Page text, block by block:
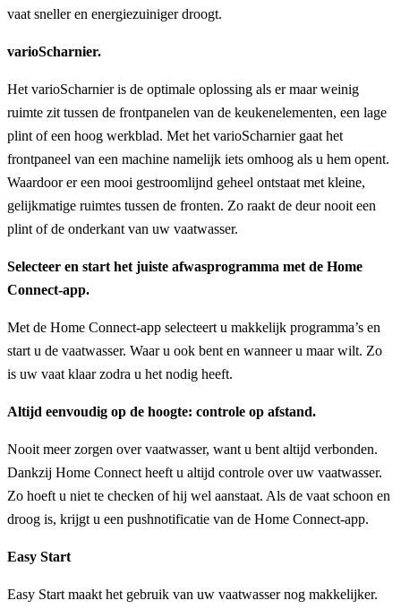
vaat sneller en energiezuiniger droogt.
varioScharnier.
Het varioScharnier is de optimale oplossing als er maar weinig
ruimte zit tussen de frontpanelen van de keukenelementen, een lage
plint of een hoog werkblad. Met het varioScharnier gaat het
frontpaneel van een machine namelijk iets omhoog als u hem opent.
Waardoor er een mooi gestroomlijnd geheel ontstaat met kleine,
gelijkmatige ruimtes tussen de fronten. Zo raakt de deur nooit een
plint of de onderkant van uw vaatwasser.
Selecteer en start het juiste afwasprogramma met de Home
Connect-app.
Met de Home Connect-app selecteert u makkelijk programma’s en
start u de vaatwasser. Waar u ook bent en wanneer u maar wilt. Zo
is uw vaat klaar zodra u het nodig heeft.
Altijd eenvoudig op de hoogte: controle op afstand.
Nooit meer zorgen over vaatwasser, want u bent altijd verbonden.
Dankzij Home Connect heeft u altijd controle over uw vaatwasser.
Zo hoeft u niet te checken of hij wel aanstaat. Als de vaat schoon en
droog is, krijgt u een pushnotificatie van de Home Connect-app.
Easy Start
Easy Start maakt het gebruik van uw vaatwasser nog makkelijker.